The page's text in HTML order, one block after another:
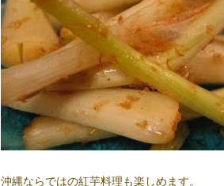
沖縄ならではの紅芋料理も楽しめます。